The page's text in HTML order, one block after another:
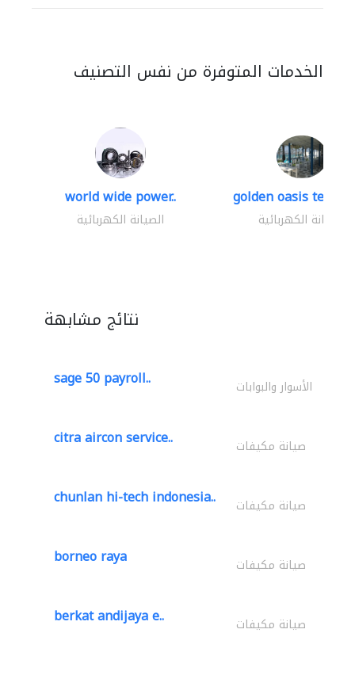
الخدمات المتوفرة من نفس التصنيف
world wide power..
الصيانة الكهربائية
golden oasis
الصيانة الكهربائية
نتائج مشابهة
sage 50 payroll.. الأسوار والبوابات
citra aircon service.. صيانة مكيفات
chunlan hi-tech indonesia.. صيانة مكيفات
borneo raya صيانة مكيفات
berkat andijaya e.. صيانة مكيفات